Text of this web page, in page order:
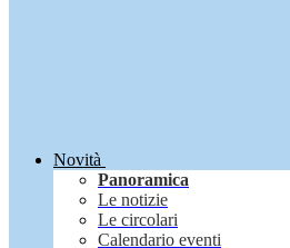
Novità
Panoramica
Le notizie
Le circolari
Calendario eventi